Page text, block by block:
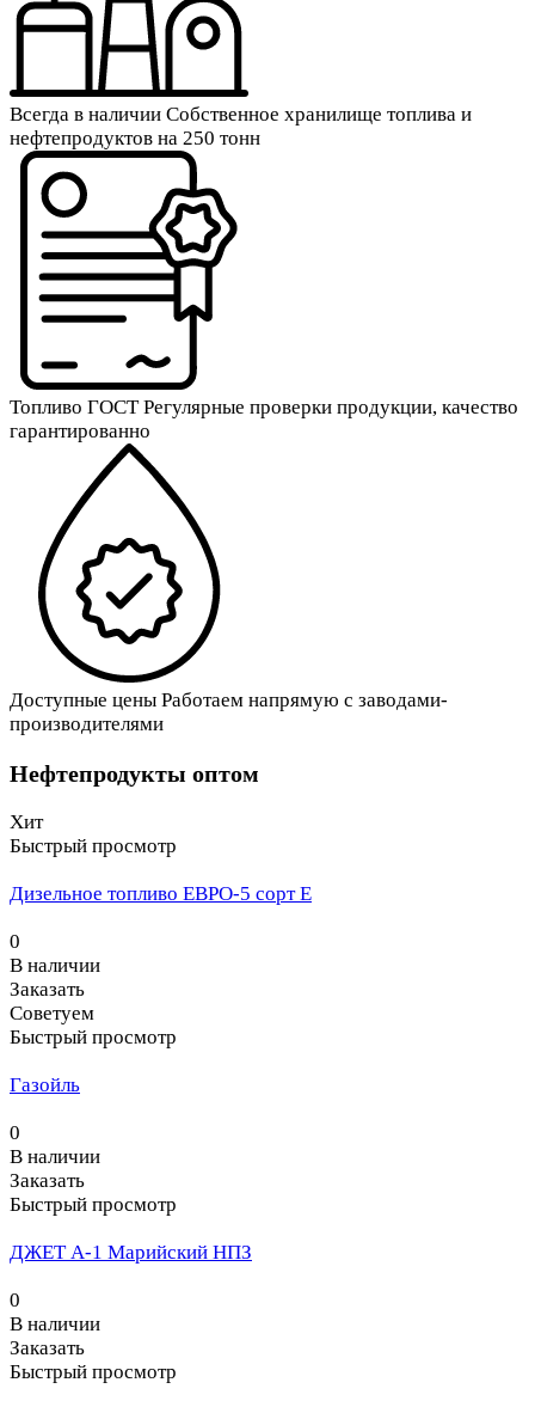
Всегда в наличии Собственное хранилище топлива и
нефтепродуктов на 250 тонн
Топливо ГОСТРегулярные проверки продукции, качество
гарантированно
Доступные цены Работаем напрямую с заводами-
производителями
Нефтепродукты оптом
Хит
Быстрый просмотр
Дизельное топливо ЕВРО-5 сорт Е
0
В наличии
Заказать
Советуем
Быстрый просмотр
Газойль
0
В наличии
Заказать
Быстрый просмотр
ДЖЕТ А-1 Марийский НПЗ
0
В наличии
Заказать
Быстрый просмотр